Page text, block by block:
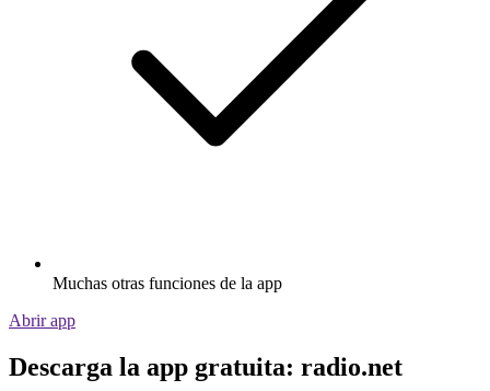
Muchas otras funciones de la app
Abrir app
Descarga la app gratuita: radio.net